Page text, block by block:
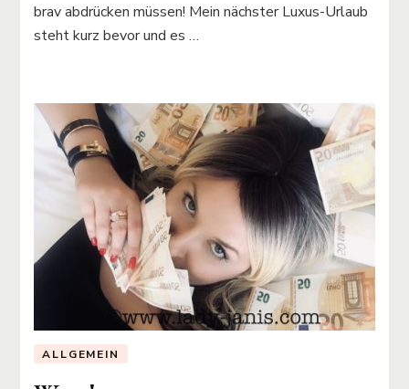
brav abdrücken müssen! Mein nächster Luxus-Urlaub
steht kurz bevor und es …
ALLGEMEIN